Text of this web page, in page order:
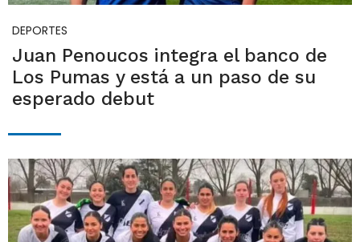
DEPORTES
Juan Penoucos integra el banco de
Los Pumas y está a un paso de su
esperado debut